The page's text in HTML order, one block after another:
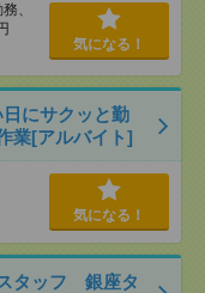
、
気になる！
日にサクッと勤
業[アルバイト]
気になる！
タッフ 銀座タ